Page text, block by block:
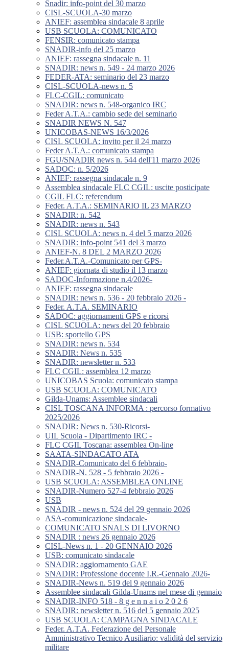
Snadir: info-point del 30 marzo
CISL-SCUOLA-30 marzo
ANIEF: assemblea sindacale 8 aprile
USB SCUOLA: COMUNICATO
FENSIR: comunicato stampa
SNADIR-info del 25 marzo
ANIEF: rassegna sindacale n. 11
SNADIR: news n. 549 - 24 marzo 2026
FEDER-ATA: seminario del 23 marzo
CISL-SCUOLA-news n. 5
FLC-CGIL: comunicato
SNADIR: news n. 548-organico IRC
Feder A.T.A.: cambio sede del seminario
SNADIR NEWS N. 547
UNICOBAS-NEWS 16/3/2026
CISL SCUOLA: invito per il 24 marzo
Feder A.T.A.: comunicato stampa
FGU/SNADIR news n. 544 dell'11 marzo 2026
SADOC: n. 5/2026
ANIEF: rassegna sindacale n. 9
Assemblea sindacale FLC CGIL: uscite posticipate
CGIL FLC: referendum
Feder. A.T.A.: SEMINARIO IL 23 MARZO
SNADIR: n. 542
SNADIR: news n. 543
CISL SCUOLA: news n. 4 del 5 marzo 2026
SNADIR: info-point 541 del 3 marzo
ANIEF-N. 8 DEL 2 MARZO 2026
Feder.A.T.A.-Comunicato per GPS-
ANIEF: giornata di studio il 13 marzo
SADOC-Informazione n.4/2026-
ANIEF: rassegna sindacale
SNADIR: news n. 536 - 20 febbraio 2026 -
Feder. A.T.A. SEMINARIO
SADOC: aggiornamenti GPS e ricorsi
CISL SCUOLA: news del 20 febbraio
USB: sportello GPS
SNADIR: news n. 534
SNADIR: News n. 535
SNADIR: newsletter n. 533
FLC CGIL: assemblea 12 marzo
UNICOBAS Scuola: comunicato stampa
USB SCUOLA: COMUNICATO
Gilda-Unams: Assemblee sindacali
CISL TOSCANA INFORMA : percorso formativo
2025/2026
SNADIR: News n. 530-Ricorsi-
UIL Scuola - Dipartimento IRC -
FLC CGIL Toscana: assemblea On-line
SAATA-SINDACATO ATA
SNADIR-Comunicato del 6 febbraio-
SNADIR-N. 528 - 5 febbraio 2026 -
USB SCUOLA: ASSEMBLEA ONLINE
SNADIR-Numero 527-4 febbraio 2026
USB
SNADIR - news n. 524 del 29 gennaio 2026
ASA-comunicazione sindacale-
COMUNICATO SNALS DI LIVORNO
SNADIR : news 26 gennaio 2026
CISL-News n. 1 - 20 GENNAIO 2026
USB: comunicato sindacale
SNADIR: aggiornamento GAE
SNADIR: Professione docente I.R.-Gennaio 2026-
SNADIR-News n. 519 del 9 gennaio 2026
Assemblee sindacali Gilda-Unams nel mese di gennaio
SNADIR-INFO 518 - 8 g e n n a i o 2 0 2 6
SNADIR: newsletter n. 516 del 5 gennaio 2025
USB SCUOLA: CAMPAGNA SINDACALE
Feder. A.T.A. Federazione del Personale
Amministrativo Tecnico Ausiliario: validità del servizio
militare